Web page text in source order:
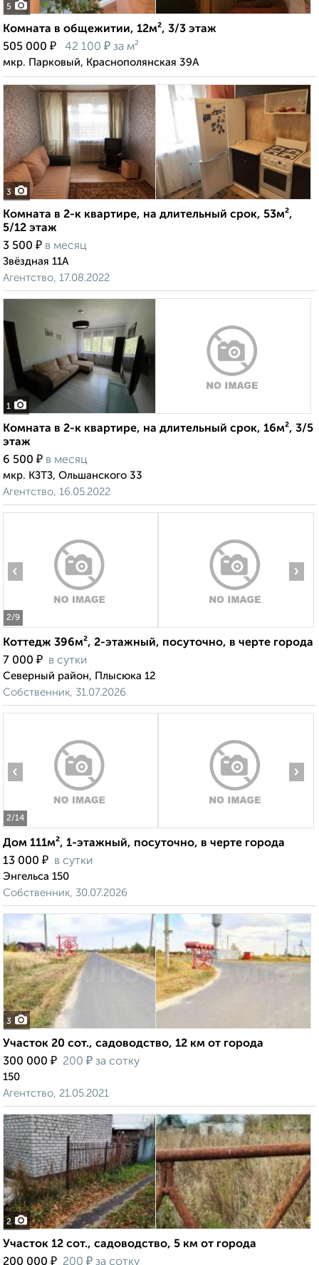
5
Комната в общежитии, 12м², 3/3 этаж
505 000 ₽ 42 100 ₽ за м²
мкр. Парковый, Краснополянская 39А
3
Комната в 2-к квартире, на длительный срок, 53м²,
5/12 этаж
3 500 ₽ в месяц
Звёздная 11А
Агентство, 17.08.2022
1
Комната в 2-к квартире, на длительный срок, 16м², 3/5
этаж
6 500 ₽ в месяц
мкр. КЗТЗ, Ольшанского 33
Агентство, 16.05.2022
2/9
‹ ›
Коттедж 396м², 2-этажный, посуточно, в черте города
7 000 ₽ в сутки
Северный район, Плысюка 12
Собственник, 31.07.2026
2/14
‹ ›
Дом 111м², 1-этажный, посуточно, в черте города
13 000 ₽ в сутки
Энгельса 150
Собственник, 30.07.2026
3
Участок 20 сот., садоводство, 12 км от города
300 000 ₽ 200 ₽ за сотку
150
Агентство, 21.05.2021
2
Участок 12 сот., садоводство, 5 км от города
200 000 ₽ 200 ₽ за сотку